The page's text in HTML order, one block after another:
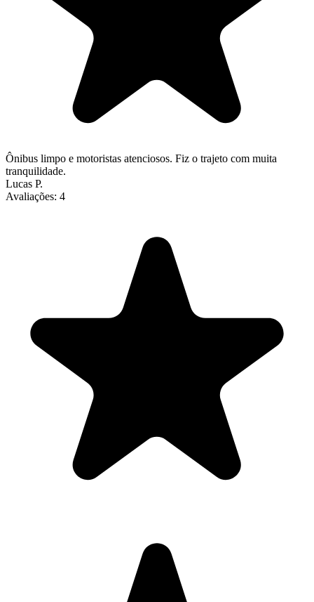
Ônibus limpo e motoristas atenciosos. Fiz o trajeto com muita
tranquilidade.
Lucas P.
Avaliações: 4